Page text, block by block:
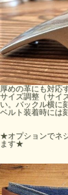
厚めの革にも対応
サイズ調整（サイ
い。バックル横に
ベルト装着時には
★オプションでネ
ます★